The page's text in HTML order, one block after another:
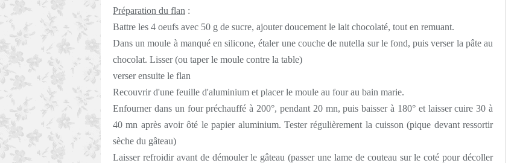
Préparation du flan :
Battre les 4 oeufs avec 50 g de sucre, ajouter doucement le lait chocolaté, tout en remuant.
Dans un moule à manqué en silicone, étaler une couche de nutella sur le fond, puis verser la pâte au
chocolat. Lisser (ou taper le moule contre la table)
verser ensuite le flan
Recouvrir d'une feuille d'aluminium et placer le moule au four au bain marie.
Enfourner dans un four préchauffé à 200°, pendant 20 mn, puis baisser à 180° et laisser cuire 30 à
40 mn après avoir ôté le papier aluminium. Tester régulièrement la cuisson (pique devant ressortir
sèche du gâteau)
Laisser refroidir avant de démouler le gâteau (passer une lame de couteau sur le coté pour décoller